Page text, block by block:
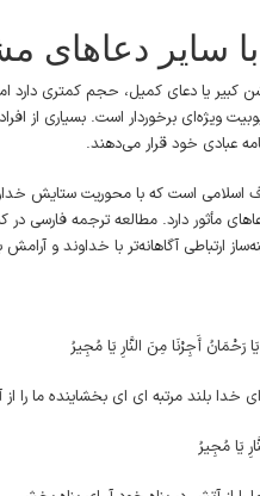
سایر دعاهای
کبیر یا دعای کمیل، حجم کمتری دارد
ویژه‌ای برخوردار است. بسیاری از
عبادی خود قرار می‌دهند.
اسلامی است که با محوریت ستایش
مأثور دارد. مطالعه ترجمه فارسی در
ارتباطی آگاهانه‌تر با خداوند و
رَحْمَانُ أَجِرْنَا مِنَ النَّارِ یَا مُجِیرُ‏
بلند مرتبه‏ اى اى بخشاینده ما را
یَا مُجِیرُ